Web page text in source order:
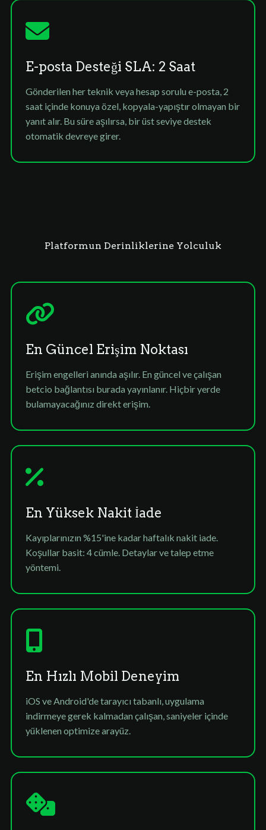
E-posta Desteği SLA: 2 Saat
Gönderilen her teknik veya hesap sorulu e-posta, 2
saat içinde konuya özel, kopyala-yapıştır olmayan bir
yanıt alır. Bu süre aşılırsa, bir üst seviye destek
otomatik devreye girer.
Platformun Derinliklerine Yolculuk
En Güncel Erişim Noktası
Erişim engelleri anında aşılır. En güncel ve çalışan
betcio bağlantısı burada yayınlanır. Hiçbir yerde
bulamayacağınız direkt erişim.
En Yüksek Nakit İade
Kayıplarınızın %15'ine kadar haftalık nakit iade.
Koşullar basit: 4 cümle. Detaylar ve talep etme
yöntemi.
En Hızlı Mobil Deneyim
iOS ve Android'de tarayıcı tabanlı, uygulama
indirmeye gerek kalmadan çalışan, saniyeler içinde
yüklenen optimize arayüz.